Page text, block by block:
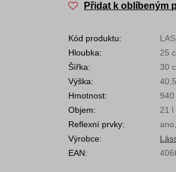
Přidat k oblíbeným
Kód produktu:
Hloubka:
25
Šířka:
30
Výška:
Hmotnost:
940
Objem:
21 l
Reflexní prvky:
Výrobce:
EAN: